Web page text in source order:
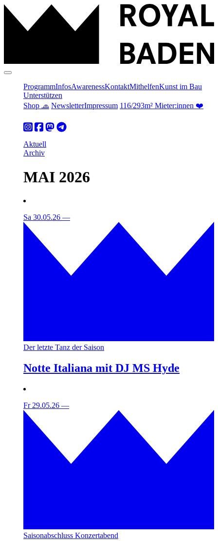
ProgrammInfosAwarenessKontaktMithelfenKunst im Bau
Unterstützen
Shop 🧢 NewsletterImpressum 116/293m² Mieter:innen ❤️
Aktuell
Archiv
MAI 2026
Sa 30.05.26 —
Der letzte Tanz der Saison
Notte Italiana mit DJ MS Hyde
Fr 29.05.26 —
Saisonabschluss Konzertabend